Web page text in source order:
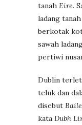
tanah Eire.
ladang
berkotak
sawah
pertiwi
Dublin
teluk dan
disebut
kata Dubh